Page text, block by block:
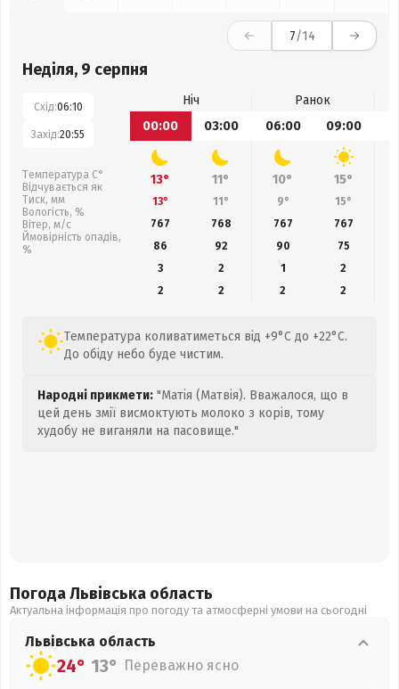
7/14
Неділя, 9 серпня
Схід:06:10
Захід:20:55
Температура С°
Відчувається як
Тиск, мм
Вологість, %
Вітер, м/с
Ймовірність опадів,
%
Ніч
Ранок
00:00
03:00 06:00 09:00
13° 11° 10° 15°
13° 11° 9° 15°
767
768 767 767
86
92 90 75
3
2 1
2
2
2 2 2
Температура коливатиметься від +9°C до +22°C.
До обіду небо буде чистим.
Народні прикмети: "Матія (Матвія). Вважалося, що в
цей день змії висмоктують молоко з корів, тому
худобу не виганяли на пасовище."
Погода Львівська область
Актуальна інформація про погоду та атмосферні умови на сьогодні
Львівська область
24° 13° Переважно ясно